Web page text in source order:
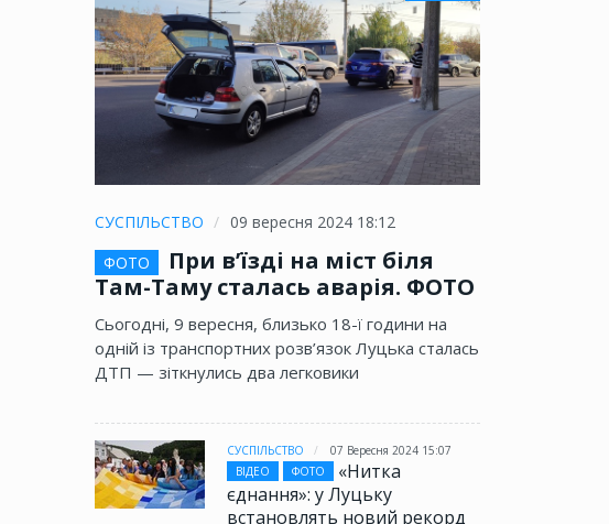
СУСПІЛЬСТВО
09 вересня 2024 18:12
ФОТО
При в’їзді на міст біля
Там-Таму сталась аварія. ФОТО
Сьогодні, 9 вересня, близько 18-ї години на
одній із транспортних розв’язок Луцька сталась
ДТП — зіткнулись два легковики
СУСПІЛЬСТВО
07 Вересня 2024 15:07
ВІДЕО
ФОТО
«Нитка
єднання»: у Луцьку
встановлять новий рекорд